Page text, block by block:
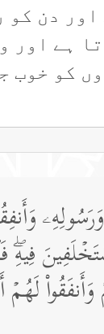
دن کو
ہے اور
کو خوب
فِیهِۖ